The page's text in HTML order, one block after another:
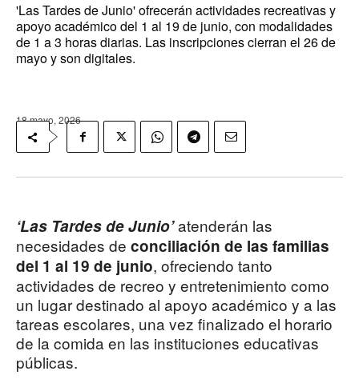
'Las Tardes de Junio' ofrecerán actividades recreativas y
apoyo académico del 1 al 19 de junio, con modalidades
de 1 a 3 horas diarias. Las inscripciones cierran el 26 de
mayo y son digitales.
18 mayo, 2026
‘Las Tardes de Junio’atenderán las
necesidades de conciliación de las familias
del 1 al 19 de junio, ofreciendo tanto
actividades de recreo y entretenimiento como
un lugar destinado al apoyo académico y a las
tareas escolares, una vez finalizado el horario
de la comida en las instituciones educativas
públicas.